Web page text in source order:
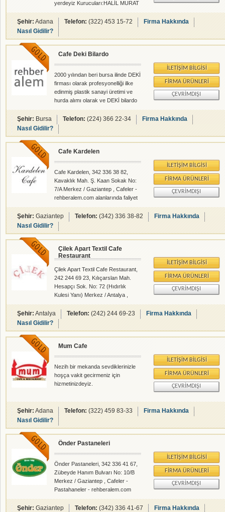
ayrıca Şekerpınar çevresind
yerdeyiz Kurucuları:HALİL MURAT
FİLİK-AYŞE BALLI
Şehir:Adana Telefon:(322) 453 15-72
Firma Hakkında
Nasıl Gidilir?
Cafe Deki Bilardo
2000 yılından beri bursa ilinde DEKİ
firması olarak profesyonelliği ilke
edinmiş plastik sanayi üretimi ve
hurda alımı olarak ve DEKİ bilardo
cafe işletmeciliğin de uzman teknik
kadromuz ile siz müşterilerimize
hizmet vermekteyiz.
İLETIŞIM BILGISI
FIRMA ÜRÜNLERI
ÇEVRIMDIŞI
Şehir:Bursa Telefon:(224) 366 22-34
Firma Hakkında
Nasıl Gidilir?
Cafe Kardelen
Cafe Kardelen, 342 336 38 82,
Kavaklık Mah. Ş. Kaan Sokak No:
7/A Merkez / Gaziantep , Cafeler -
rehberalem.com alanlarında faliyet
gösteren firmamızdır.
İLETIŞIM BILGISI
FIRMA ÜRÜNLERI
ÇEVRIMDIŞI
Şehir:Gaziantep Telefon:(342) 336 38-82
Firma Hakkında
Nasıl Gidilir?
Çilek Apart Textil Cafe
Restaurant
Çilek Apart Textil Cafe Restaurant,
242 244 69 23, Kılıçarslan Mah.
Hesapçı Sok. No: 72 (Hıdırlık
Kulesi Yanı) Merkez / Antalya ,
Cafeler - Barlar - Balık Lokantası -
rehberalem.com alanlarında faliyet
gösteren firmamızdır.
İLETIŞIM BILGISI
FIRMA ÜRÜNLERI
ÇEVRIMDIŞI
Şehir:Antalya Telefon:(242) 244 69-23
Firma Hakkında
Nasıl Gidilir?
Mum Cafe
Nezih bir mekanda sevdiklerinizle
hoşça vakit gecirmeniz için
hizmetinizdeyiz.
İLETIŞIM BILGISI
FIRMA ÜRÜNLERI
ÇEVRIMDIŞI
Şehir:Adana Telefon:(322) 459 83-33
Firma Hakkında
Nasıl Gidilir?
Önder Pastaneleri
Önder Pastaneleri, 342 336 41 67,
Zübeyde Hanım Bulvarı No: 10/B
Merkez / Gaziantep , Cafeler -
Pastahaneler - rehberalem.com
alanlarında faliyet gösteren
firmamızdır.
İLETIŞIM BILGISI
FIRMA ÜRÜNLERI
ÇEVRIMDIŞI
Şehir:Gaziantep Telefon:(342) 336 41-67
Firma Hakkında